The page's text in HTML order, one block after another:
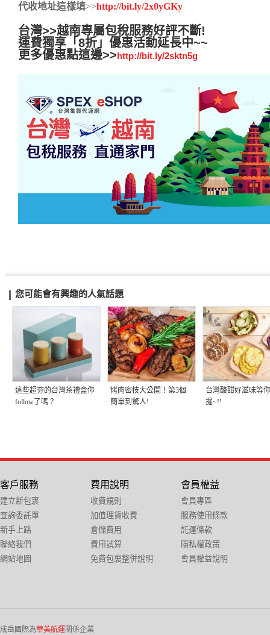
代收地址這樣填>>http://bit.ly/2x0yGKy
台灣>>越南專屬包稅服務好評不斷!
運費獨享「8折」優惠活動延長中~~
更多優惠點這邊>>http://bit.ly/2sktn5g
您可能會有興趣的人氣話題
這些超夯的台灣茶禮盒你
follow了嗎？
烤肉密技大公開！第3個
簡單到驚人!
台灣酸甜好滋味等
掘~!!
客戶服務
建立新包裹
查詢委託單
新手上路
聯絡我們
網站地圖
費用說明
收費規則
加值理貨收費
倉儲費用
費用試算
免費包裏整併說明
會員權益
會員專區
服務使用條款
託運條款
隱私權政策
會員權益說明
成岳國際為華美航運關係企業